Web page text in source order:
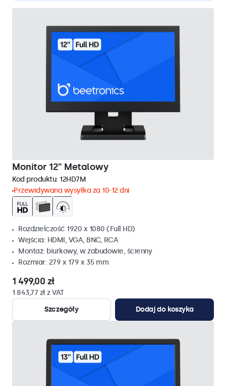
Monitor 12" Metalowy
Kod produktu: 12HD7M
Przewidywana wysyłka za 10-12 dni
Rozdzielczość 1920 x 1080 (Full HD)
Wejścia: HDMI, VGA, BNC, RCA
Montaż: biurkowy, w zabudowie, ścienny
Rozmiar: 279 x 179 x 35 mm
1 499,00 zł
1 843,77 zł z VAT
Szczegóły
Dodaj do koszyka